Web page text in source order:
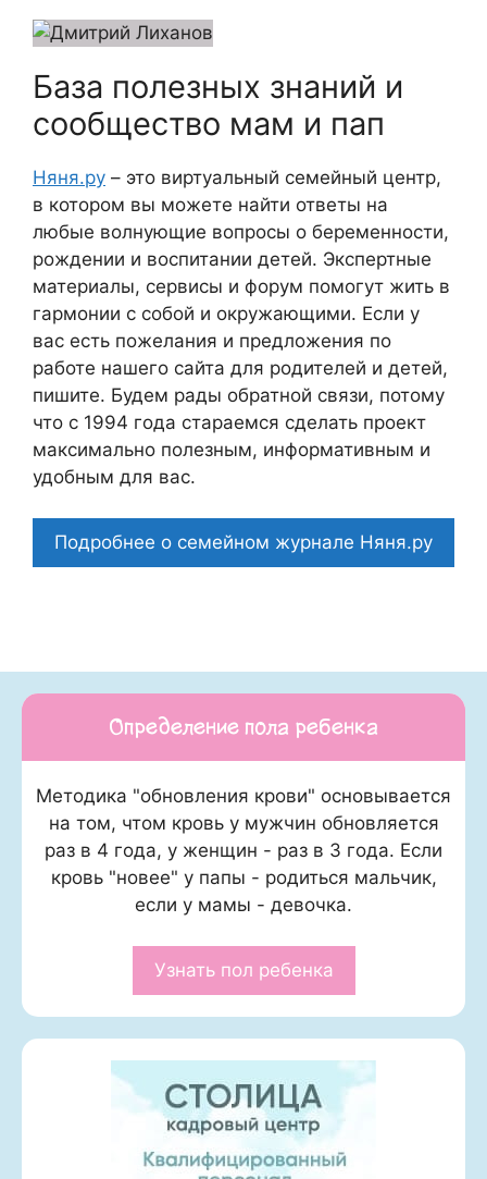
База полезных знаний и
сообщество мам и пап
Няня.ру – это виртуальный семейный центр,
в котором вы можете найти ответы на
любые волнующие вопросы о беременности,
рождении и воспитании детей. Экспертные
материалы, сервисы и форум помогут жить в
гармонии с собой и окружающими. Если у
вас есть пожелания и предложения по
работе нашего сайта для родителей и детей,
пишите. Будем рады обратной связи, потому
что c 1994 года стараемся сделать проект
максимально полезным, информативным и
удобным для вас.
Подробнее о семейном журнале Няня.ру
Определение пола ребенка
Методика "обновления крови" основывается
на том, чтом кровь у мужчин обновляется
раз в 4 года, у женщин - раз в 3 года. Если
кровь "новее" у папы - родиться мальчик,
если у мамы - девочка.
Узнать пол ребенка